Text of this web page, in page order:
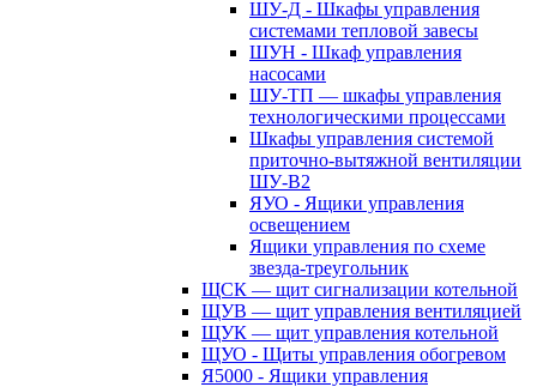
ШУ-Д - Шкафы управления
системами тепловой завесы
ШУН - Шкаф управления
насосами
ШУ-ТП — шкафы управления
технологическими процессами
Шкафы управления системой
приточно-вытяжной вентиляции
ШУ-В2
ЯУО - Ящики управления
освещением
Ящики управления по схеме
звезда-треугольник
ЩСК — щит сигнализации котельной
ЩУВ — щит управления вентиляцией
ЩУК — щит управления котельной
ЩУО - Щиты управления обогревом
Я5000 - Ящики управления